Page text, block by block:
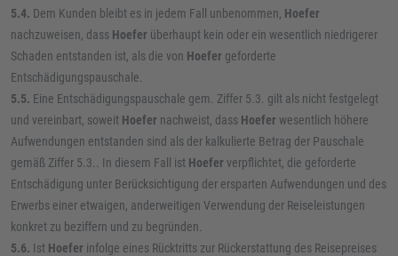
5.4. Dem Kunden bleibt es in jedem Fall unbenommen, Hoefer
nachzuweisen, dass Hoefer überhaupt kein oder ein wesentlich niedrigerer
Schaden entstanden ist, als die von Hoefer geforderte
Entschädigungspauschale.
5.5. Eine Entschädigungspauschale gem. Ziffer 5.3. gilt als nicht festgelegt
und vereinbart, soweit Hoefer nachweist, dass Hoefer wesentlich höhere
Aufwendungen entstanden sind als der kalkulierte Betrag der Pauschale
gemäß Ziffer 5.3.. In diesem Fall ist Hoefer verpflichtet, die geforderte
Entschädigung unter Berücksichtigung der ersparten Aufwendungen und des
Erwerbs einer etwaigen, anderweitigen Verwendung der Reiseleistungen
konkret zu beziffern und zu begründen.
5.6. Ist Hoefer infolge eines Rücktritts zur Rückerstattung des Reisepreises